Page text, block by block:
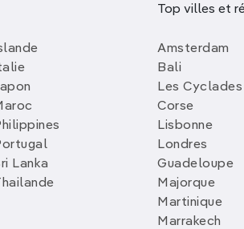
Lanka
Top villes et
Amsterdam
Bali
Les Cyclades
Corse
Lisbonne
Londres
Guadeloupe
Majorque
Martinique
Marrakech